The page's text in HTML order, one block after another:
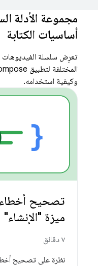
مجموعة الأدلة
أساسيات الكتابة
تعرِض سلسلة الفيديوهات
وكيفية استخدامه.
تصحيح أخطاء
ميزة "الإنشاء"
٧ دقائق
نظرة على تصحيح